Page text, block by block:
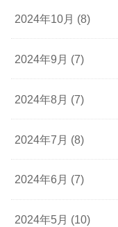
2024年10月 (8)
2024年9月 (7)
2024年8月 (7)
2024年7月 (8)
2024年6月 (7)
2024年5月 (10)